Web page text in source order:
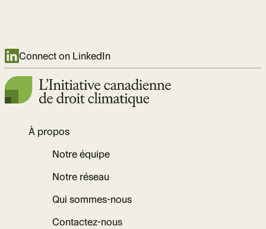
Connect on LinkedIn
À propos
Notre équipe
Notre réseau
Qui sommes-nous
Contactez-nous